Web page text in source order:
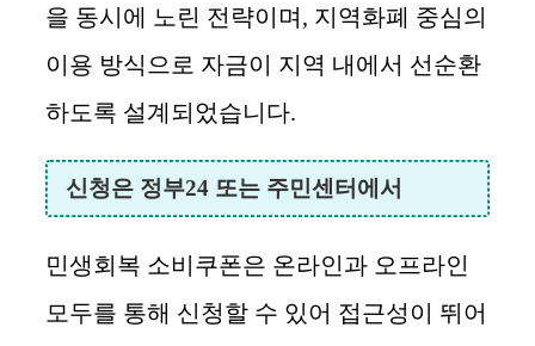
을 동시에 노린 전략이며, 지역화폐 중심의
이용 방식으로 자금이 지역 내에서 선순환
하도록 설계되었습니다.
신청은 정부24 또는 주민센터에서
민생회복 소비쿠폰은 온라인과 오프라인
모두를 통해 신청할 수 있어 접근성이 뛰어